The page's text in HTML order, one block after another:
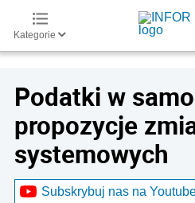
Kategorie
Podatki w
propozycje
systemowych
Subskrybuj nas na